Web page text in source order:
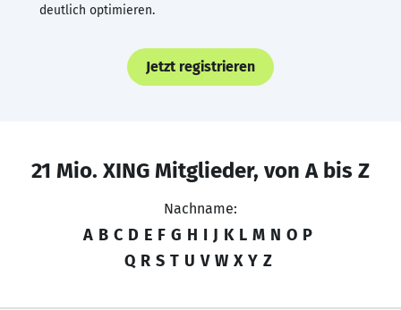
deutlich optimieren.
Jetzt registrieren
21 Mio. XING Mitglieder, von A bis Z
Nachname:
A B C D E F G H I J K L M N O P
Q R S T U V W X Y Z